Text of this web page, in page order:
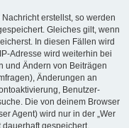
erstellst, so werden
Gleiches gilt, wenn
In diesen Fällen wird
Adresse wird weiterhin bei
und Ändern von Beiträgen
Änderungen an
Benutzer-
Die von deinem Browser
Agent) wird nur in der „Wer
gespeichert.